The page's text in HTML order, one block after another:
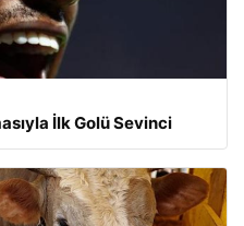
İlk Golü Sevinci